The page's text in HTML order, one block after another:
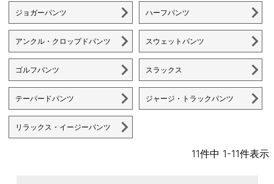
ジョガーパンツ ハーフパンツ
アンクル・クロップドパンツ スウェットパンツ
ゴルフパンツ スラックス
テーパードパンツ ジャージ・トラックパンツ
リラックス・イージーパンツ
11件中 1-11件表示